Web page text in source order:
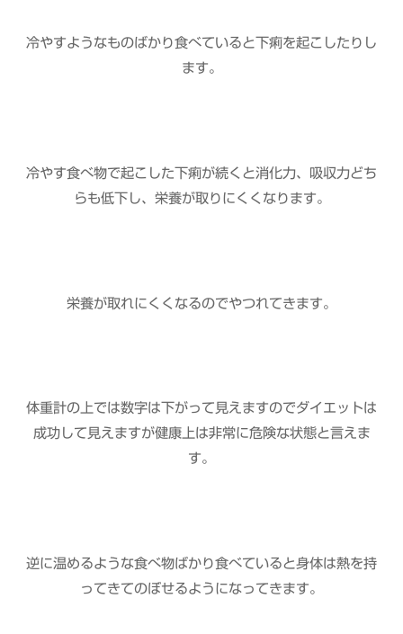
冷やすようなものばかり食べていると下痢を起こしたりし
ます。
冷やす食べ物で起こした下痢が続くと消化力、吸収力どち
らも低下し、栄養が取りにくくなります。
栄養が取れにくくなるのでやつれてきます。
体重計の上では数字は下がって見えますのでダイエットは
成功して見えますが健康上は非常に危険な状態と言えま
す。
逆に温めるような食べ物ばかり食べていると身体は熱を持
ってきてのぼせるようになってきます。